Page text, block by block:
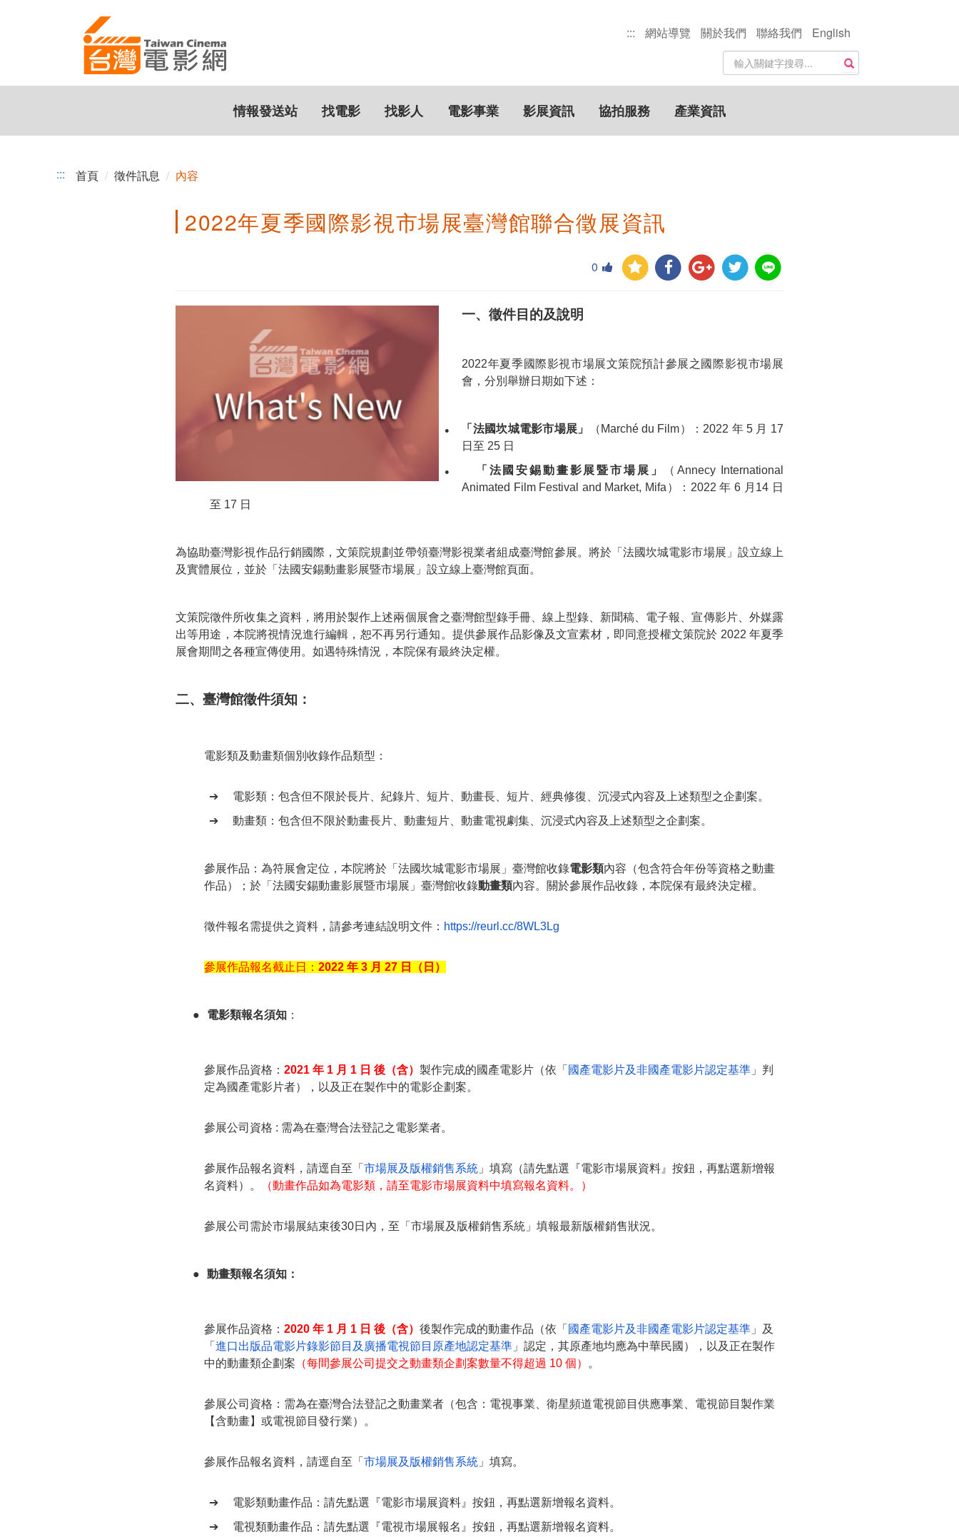
季
::: 網站導覽 關於我們 聯絡我們
English
站
內
搜
尋
關
鍵
搜尋
情報發送站 找電影 找影人 電影事業 影展資訊 協拍服務 產業資訊
::: 首頁 徵件訊息 內容
2022年夏季國際影視市場展臺灣館聯合徵展資訊
0
一、徵件目的及說明
2022年夏季國際影視市場展文策院預計參展之國際影視市場展
會，分別舉辦日期如下述：
● 「法國坎城電影市場展」 （ Marché du Film）：2022 年 5 月 17
日至 25 日
● 「法國安錫動畫影展暨市場展」 （Annecy International
Animated Film Festival and Market, Mifa ）：2022 年 6 月14 日
至 17 日
為協助臺灣影視作品⾏銷國際，文策院規劃並帶領臺灣影視業者組成臺灣館參展。將於「 法國坎城電影市場展」設立線上
及實體展位，並於「法國安錫動畫影展暨市場展」設立線上臺灣館頁面。
文策院徵件所收集之資料，將用於製作上述兩個展會之臺灣館型錄手冊、線上型錄、新聞稿、電子報、宣傳影片、外媒露
出等用途，本院將視情況進行編輯，恕不再另行通知。提供參展作品影像及文宣素材，即同意授權文策院於 2022 年夏季
展會期間之各種宣傳使用。如遇特殊情況，本院保有最終決定權。
二、臺灣館徵件須知：
電影類及動畫類個別收錄作品類型：
➔
電影類：包含但不限於長片、紀錄片、短片、動畫長、短片、經典修復、沉浸式內容及上述類型之企劃案。
➔
動畫類：包含但不限於動畫長片、動畫短片、動畫電視劇集、沉浸式內容及上述類型之企劃案。
參展作品：為符展會定位，本院將於「法國坎城電影市場展」臺灣館收錄電影類內容（包含符合年份等資格之動畫
作品）；於「法國安錫動畫影展暨市場展」臺灣館收錄動畫類內容。關於參展作品收錄，本院保有最終決定權。
徵件報名需提供之資料，請參考連結說明文件： https://reurl.cc/8WL3Lg
參展作品報名截⽌日： 2022 年 3 ⽉ 27 ⽇（日）
● 電影類報名須知 ：
參展作品資格： 2021 年 1 ⽉ 1 日 後（含） 製作完成的國產電影片（依「 國產電影片及非國產電影片認定基準 」判
定為國產電影片者），以及正在製作中的電影企劃案。
參展公司資格 : 需為在臺灣合法登記之電影業者。
參展作品報名資料，請逕⾃至「 市場展及版權銷售系統 」填寫（請先點選『電影市場展資料』按鈕，再點選新增報
名資料）。
（動畫作品如為電影類，請至電影市場展資料中填寫報名資料。）
參展公司需於市場展結束後30日內，至「市場展及版權銷售系統」填報最新版權銷售狀況。
● 動畫類報名須知：
參展作品資格： 2020 年 1 ⽉ 1 日 後（含） 後製作完成的動畫作品（依「 國產電影片及非國產電影片認定基準 」及
「 進口出版品電影片錄影節目及廣播電視節目原產地認定基準 」認定，其原產地均應為中華民國），以及正在製作
中的動畫類企劃案 （每間參展公司提交之動畫類企劃案數量不得超過 10 個） 。
參展公司資格：需為在臺灣合法登記之動畫業者（包含：電視事業、衛星頻道電視節目供應事業、電視節目製作業
【含動畫】或電視節目發行業）。
參展作品報名資料，請逕⾃至「 市場展及版權銷售系統 」填寫。
➔
電影類動畫作品：請先點選『電影市場展資料』按鈕，再點選新增報名資料。
➔
電視類動畫作品：請先點選『電視市場展報名』按鈕，再點選新增報名資料。